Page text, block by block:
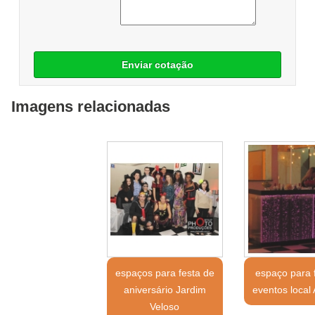
Enviar cotação
Imagens relacionadas
espaços para festa de
aniversário Jardim
Veloso
espaço para
eventos local